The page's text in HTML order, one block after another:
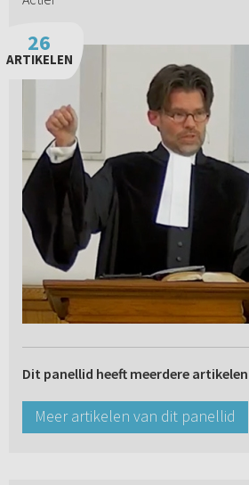
26
ARTIKELEN
Dit panellid heeft meerdere
Meer artikelen van dit panellid